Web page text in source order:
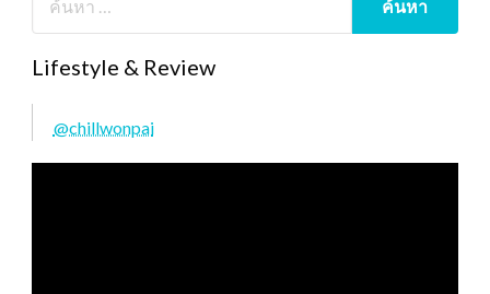
Lifestyle & Review
@chillwonpai